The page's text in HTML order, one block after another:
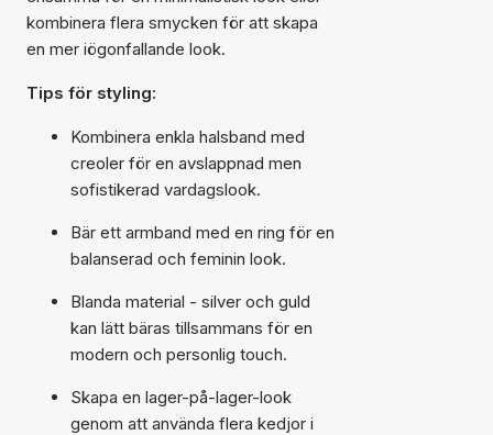
kombinera flera smycken för att skapa
en mer iögonfallande look.
Tips för styling:
Kombinera enkla halsband med
creoler för en avslappnad men
sofistikerad vardagslook.
Bär ett armband med en ring för en
balanserad och feminin look.
Blanda material - silver och guld
kan lätt bäras tillsammans för en
modern och personlig touch.
Skapa en lager-på-lager-look
genom att använda flera kedjor i